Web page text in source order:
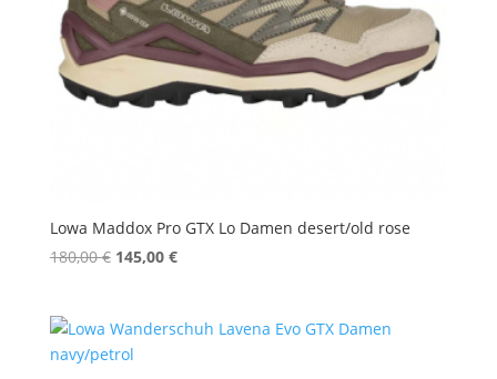
Lowa Maddox Pro GTX Lo Damen desert/old rose
180,00€ Ursprünglicher
180,00 €
145,00 €Aktueller
145,00 €.